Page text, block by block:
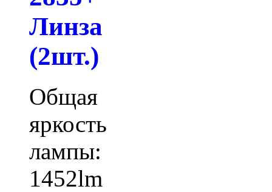
Линза
(2шт.)
Общая
яркость
лампы:
1452lm